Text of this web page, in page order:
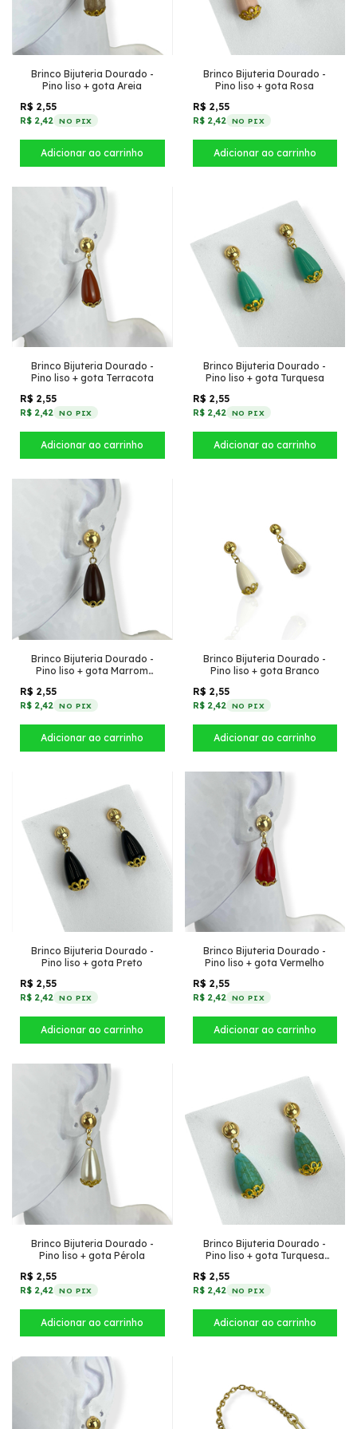
Brinco Bijuteria Dourado -
Pino liso + gota Areia
R$ 2,55
R$ 2,42 NO PIX
Brinco Bijuteria Dourado -
Pino liso + gota Rosa
R$ 2,55
R$ 2,42 NO PIX
Brinco Bijuteria Dourado -
Pino liso + gota Terracota
R$ 2,55
R$ 2,42 NO PIX
Brinco Bijuteria Dourado -
Pino liso + gota Turquesa
R$ 2,55
R$ 2,42 NO PIX
Brinco Bijuteria Dourado -
Pino liso + gota Marrom
R$ 2,55
R$ 2,42 NO PIX
Brinco Bijuteria Dourado -
Pino liso + gota Branco
R$ 2,55
R$ 2,42 NO PIX
Brinco Bijuteria Dourado -
Pino liso + gota Preto
R$ 2,55
R$ 2,42 NO PIX
Brinco Bijuteria Dourado -
Pino liso + gota Vermelho
R$ 2,55
R$ 2,42 NO PIX
Brinco Bijuteria Dourado -
Pino liso + gota Pérola
R$ 2,55
R$ 2,42 NO PIX
Brinco Bijuteria Dourado -
Pino liso + gota Turquesa
R$ 2,55
R$ 2,42 NO PIX